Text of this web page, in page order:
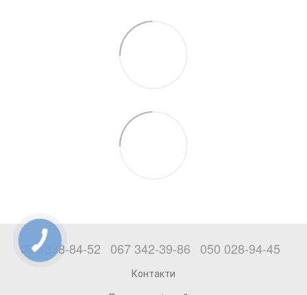
063 338-84-52 067 342-39-86 050 028-94-45
Контакти